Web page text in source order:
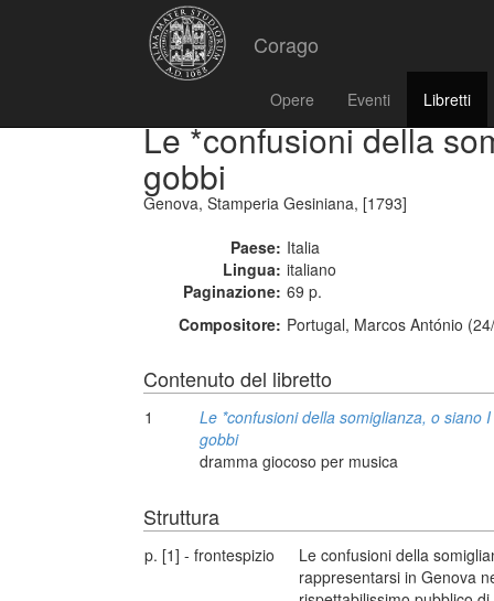
Corago
Opere Eventi Libretti
Le *confusioni della
gobbi
Genova, Stamperia Gesiniana, [1793]
Paese: Italia
Lingua: italiano
Paginazione: 69 p.
Compositore: Portugal, Marcos António
Contenuto del libretto
1
Le *confusioni della somiglianza, o siano
gobbi
dramma giocoso per musica
Struttura
p. [1] - frontespizio
Le confusioni della
rappresentarsi in Genova